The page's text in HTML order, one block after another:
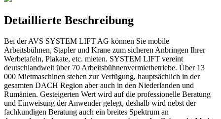
Detaillierte Beschreibung
Bei der AVS SYSTEM LIFT AG können Sie mobile
Arbeitsbühnen, Stapler und Krane zum sicheren Anbringen Ihrer
Werbetafeln, Plakate, etc. mieten. SYSTEM LIFT vereint
deutschlandweit über 70 Arbeitsbühnenvermietbetriebe. Über 13
000 Mietmaschinen stehen zur Verfügung, hauptsächlich in der
gesamten DACH Region aber auch in den Niederlanden und
Rumänien. Gesteigerten Wert wird auf die professionelle Beratung
und Einweisung der Anwender gelegt, deshalb wird nebst der
fachkundigen Beratung auch ein breites Spektrum an